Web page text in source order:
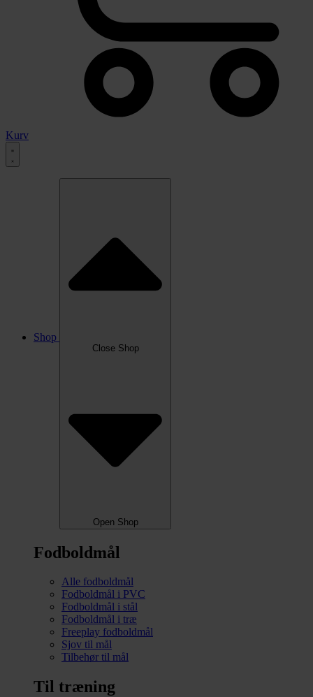
Kurv
Shop
Close Shop
Open Shop
Fodboldmål
Alle fodboldmål
Fodboldmål i PVC
Fodboldmål i stål
Fodboldmål i træ
Freeplay fodboldmål
Sjov til mål
Tilbehør til mål
Til træning